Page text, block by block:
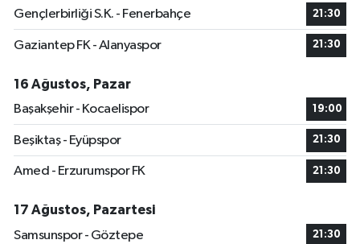
Gençlerbirliği S.K. - Fenerbahçe 21:30
Gaziantep FK - Alanyaspor 21:30
16 Ağustos, Pazar
Başakşehir - Kocaelispor
19:00
Beşiktaş - Eyüpspor 21:30
Amed - Erzurumspor FK 21:30
17 Ağustos, Pazartesi
Samsunspor - Göztepe
21:30